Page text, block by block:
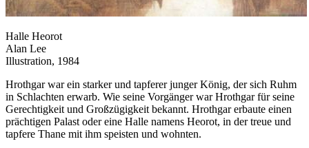
Halle Heorot
Alan Lee
Illustration, 1984
Hrothgar war ein starker und tapferer junger König, der sich Ruhm
in Schlachten erwarb. Wie seine Vorgänger war Hrothgar für seine
Gerechtigkeit und Großzügigkeit bekannt. Hrothgar erbaute einen
prächtigen Palast oder eine Halle namens Heorot, in der treue und
tapfere Thane mit ihm speisten und wohnten.